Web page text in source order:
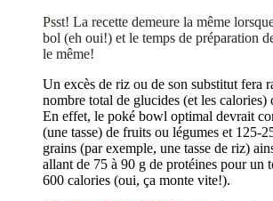
Psst! La recette demeure la même
bol (eh oui!) et le temps de préparation
le même!
Un excès de riz ou de son substitut fera
nombre total de glucides (et les calories)
En effet, le poké bowl optimal devrait
(une tasse) de fruits ou légumes et 125-
grains (par exemple, une tasse de riz)
allant de 75 à 90 g de protéines pour un
600 calories (oui, ça monte vite!).